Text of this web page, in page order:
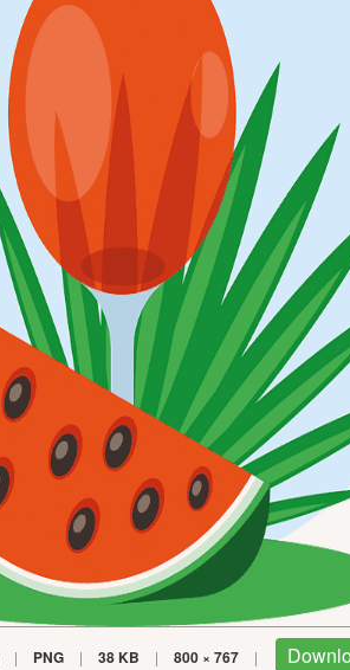
| PNG | 38 KB | 800 × 767 |